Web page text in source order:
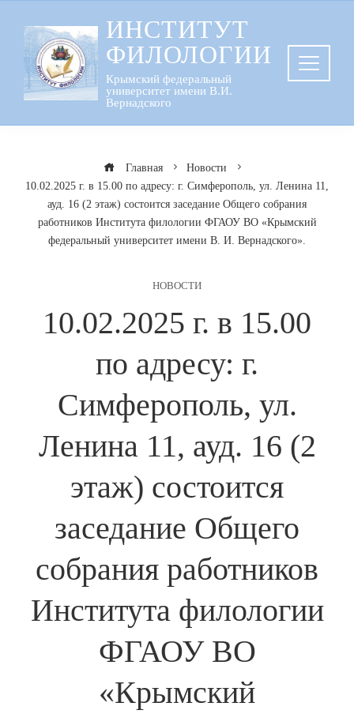
содержанию
ИНСТИТУТ
ФИЛОЛОГИИ
Крымский федеральный
университет имени В.И.
Вернадского
Главная
Новости
10.02.2025 г. в 15.00 по адресу: г. Симферополь, ул. Ленина 11,
ауд. 16 (2 этаж) состоится заседание Общего собрания
работников Института филологии ФГАОУ ВО «Крымский
федеральный университет имени В. И. Вернадского».
НОВОСТИ
10.02.2025 г. в 15.00
по адресу: г.
Симферополь, ул.
Ленина 11, ауд. 16 (2
этаж) состоится
заседание Общего
собрания работников
Института филологии
ФГАОУ ВО
«Крымский